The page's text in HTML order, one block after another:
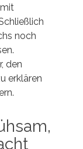
noch
den
erklären